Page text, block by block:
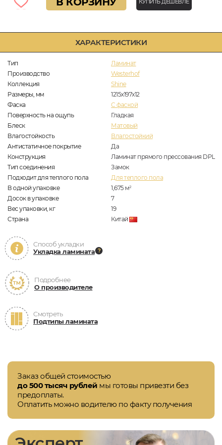
ХАРАКТЕРИСТИКИ
Тип
Ламинат
Производство
Westerhof
Коллекция
Shine
Размеры, мм
1215x197x12
Фаска
C фаской
Поверхность на ощупь
Гладкая
Блеск
Матовый
Влагостойкость
Влагостойкий
Антистатичное покрытие
Да
Конструкция
Ламинат прямого прессования DPL
Тип соединения
Замок
Подходит для теплого пола
Для теплого пола
В одной упаковке
1,675 м2
Досок в упаковке
7
Вес упаковки, кг
19
Страна
Китай
Способ укладки
Укладка ламината
Подробнее
О производителе
Смотреть
Подтипы ламината
КУПИТЬ ДЕШЕВЛЕ
Заказ общей стоимостью
до 500 тысяч рублей мы готовы привезти без
предоплаты.
Оплатить можно водителю по факту получения